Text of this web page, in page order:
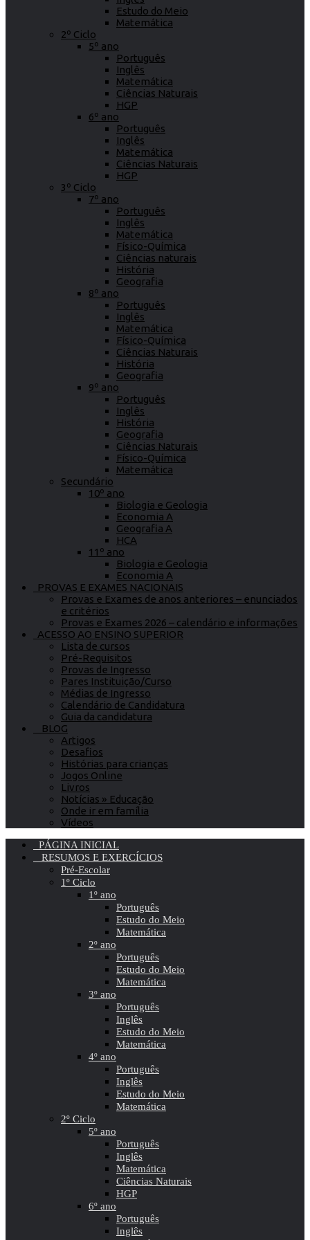
Estudo do Meio
Matemática
2º Ciclo
5º ano
Português
Inglês
Matemática
Ciências Naturais
HGP
6º ano
Português
Inglês
Matemática
Ciências Naturais
HGP
3º Ciclo
7º ano
Português
Inglês
Matemática
Físico-Química
Ciências naturais
História
Geografia
8º ano
Português
Inglês
Matemática
Físico-Química
Ciências Naturais
História
Geografia
9º ano
Português
Inglês
História
Geografia
Ciências Naturais
Físico-Química
Matemática
Secundário
10º ano
Biologia e Geologia
Economia A
Geografia A
HCA
11º ano
Biologia e Geologia
Economia A
PROVAS E EXAMES NACIONAIS
Provas e Exames de anos anteriores – enunciados
e critérios
Provas e Exames 2026 – calendário e informações
ACESSO AO ENSINO SUPERIOR
Lista de cursos
Pré-Requisitos
Provas de Ingresso
Pares Instituição/Curso
Médias de Ingresso
Calendário de Candidatura
Guia da candidatura
BLOG
Artigos
Desafios
Histórias para crianças
Jogos Online
Livros
Notícias » Educação
Onde ir em família
Vídeos
PÁGINA INICIAL
RESUMOS E EXERCÍCIOS
Pré-Escolar
1º Ciclo
1º ano
Português
Estudo do Meio
Matemática
2º ano
Português
Estudo do Meio
Matemática
3º ano
Português
Inglês
Estudo do Meio
Matemática
4º ano
Português
Inglês
Estudo do Meio
Matemática
2º Ciclo
5º ano
Português
Inglês
Matemática
Ciências Naturais
HGP
6º ano
Português
Inglês